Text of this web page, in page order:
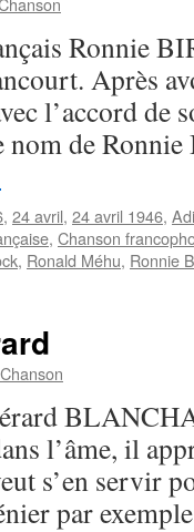
Ronnie
Après
l’accord de
nom de
, 24 avril, 24 avril 1946,
, Chanson
, Ronald Méhu, Ronnie
l’âme, il
s’en servir
par